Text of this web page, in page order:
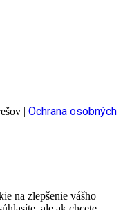
| Ochrana osobných
na zlepšenie vášho